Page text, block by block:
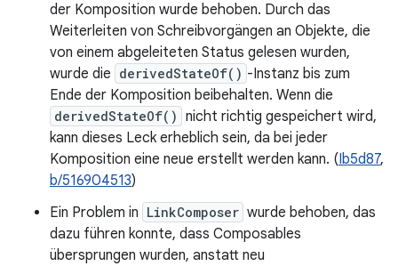
der Komposition wurde behoben. Durch das
Weiterleiten von Schreibvorgängen an Objekte, die
von einem abgeleiteten Status gelesen wurden,
wurde die derivedStateOf() -Instanz bis zum
Ende der Komposition beibehalten. Wenn die
derivedStateOf() nicht richtig gespeichert wird,
kann dieses Leck erheblich sein, da bei jeder
Komposition eine neue erstellt werden kann. (Ib5d87,
b/516904513)
Ein Problem in LinkComposer wurde behoben, das
dazu führen konnte, dass Composables
übersprungen wurden, anstatt neu